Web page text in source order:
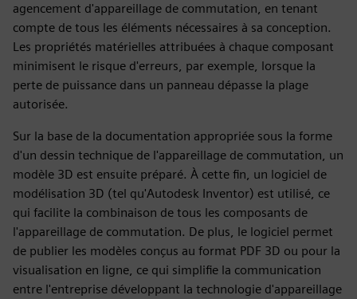
agencement d'appareillage de commutation, en tenant
compte de tous les éléments nécessaires à sa conception.
Les propriétés matérielles attribuées à chaque composant
minimisent le risque d'erreurs, par exemple, lorsque la
perte de puissance dans un panneau dépasse la plage
autorisée.
Sur la base de la documentation appropriée sous la forme
d'un dessin technique de l'appareillage de commutation, un
modèle 3D est ensuite préparé. À cette fin, un logiciel de
modélisation 3D (tel qu'Autodesk Inventor) est utilisé, ce
qui facilite la combinaison de tous les composants de
l'appareillage de commutation. De plus, le logiciel permet
de publier les modèles conçus au format PDF 3D ou pour la
visualisation en ligne, ce qui simplifie la communication
entre l'entreprise développant la technologie d'appareillage